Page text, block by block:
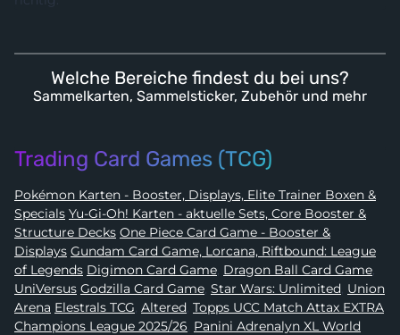
Welche Bereiche findest du bei uns?
Sammelkarten, Sammelsticker, Zubehör und mehr
Trading Card Games (TCG)
Pokémon Karten - Booster, Displays, Elite Trainer Boxen &
Specials Yu-Gi-Oh! Karten - aktuelle Sets, Core Booster &
Structure Decks One Piece Card Game - Booster &
Displays Gundam Card Game, Lorcana, Riftbound: League
of Legends
Digimon Card Game, Dragon Ball Card Game,
UniVersus
Godzilla Card Game, Star Wars: Unlimited, Union
Arena
Elestrals TCG, Altered, Topps UCC Match Attax EXTRA
Champions League 2025/26, Panini Adrenalyn XL World